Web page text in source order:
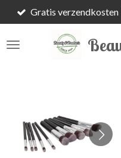
Ga
direct
naar
Gratis verzendkosten